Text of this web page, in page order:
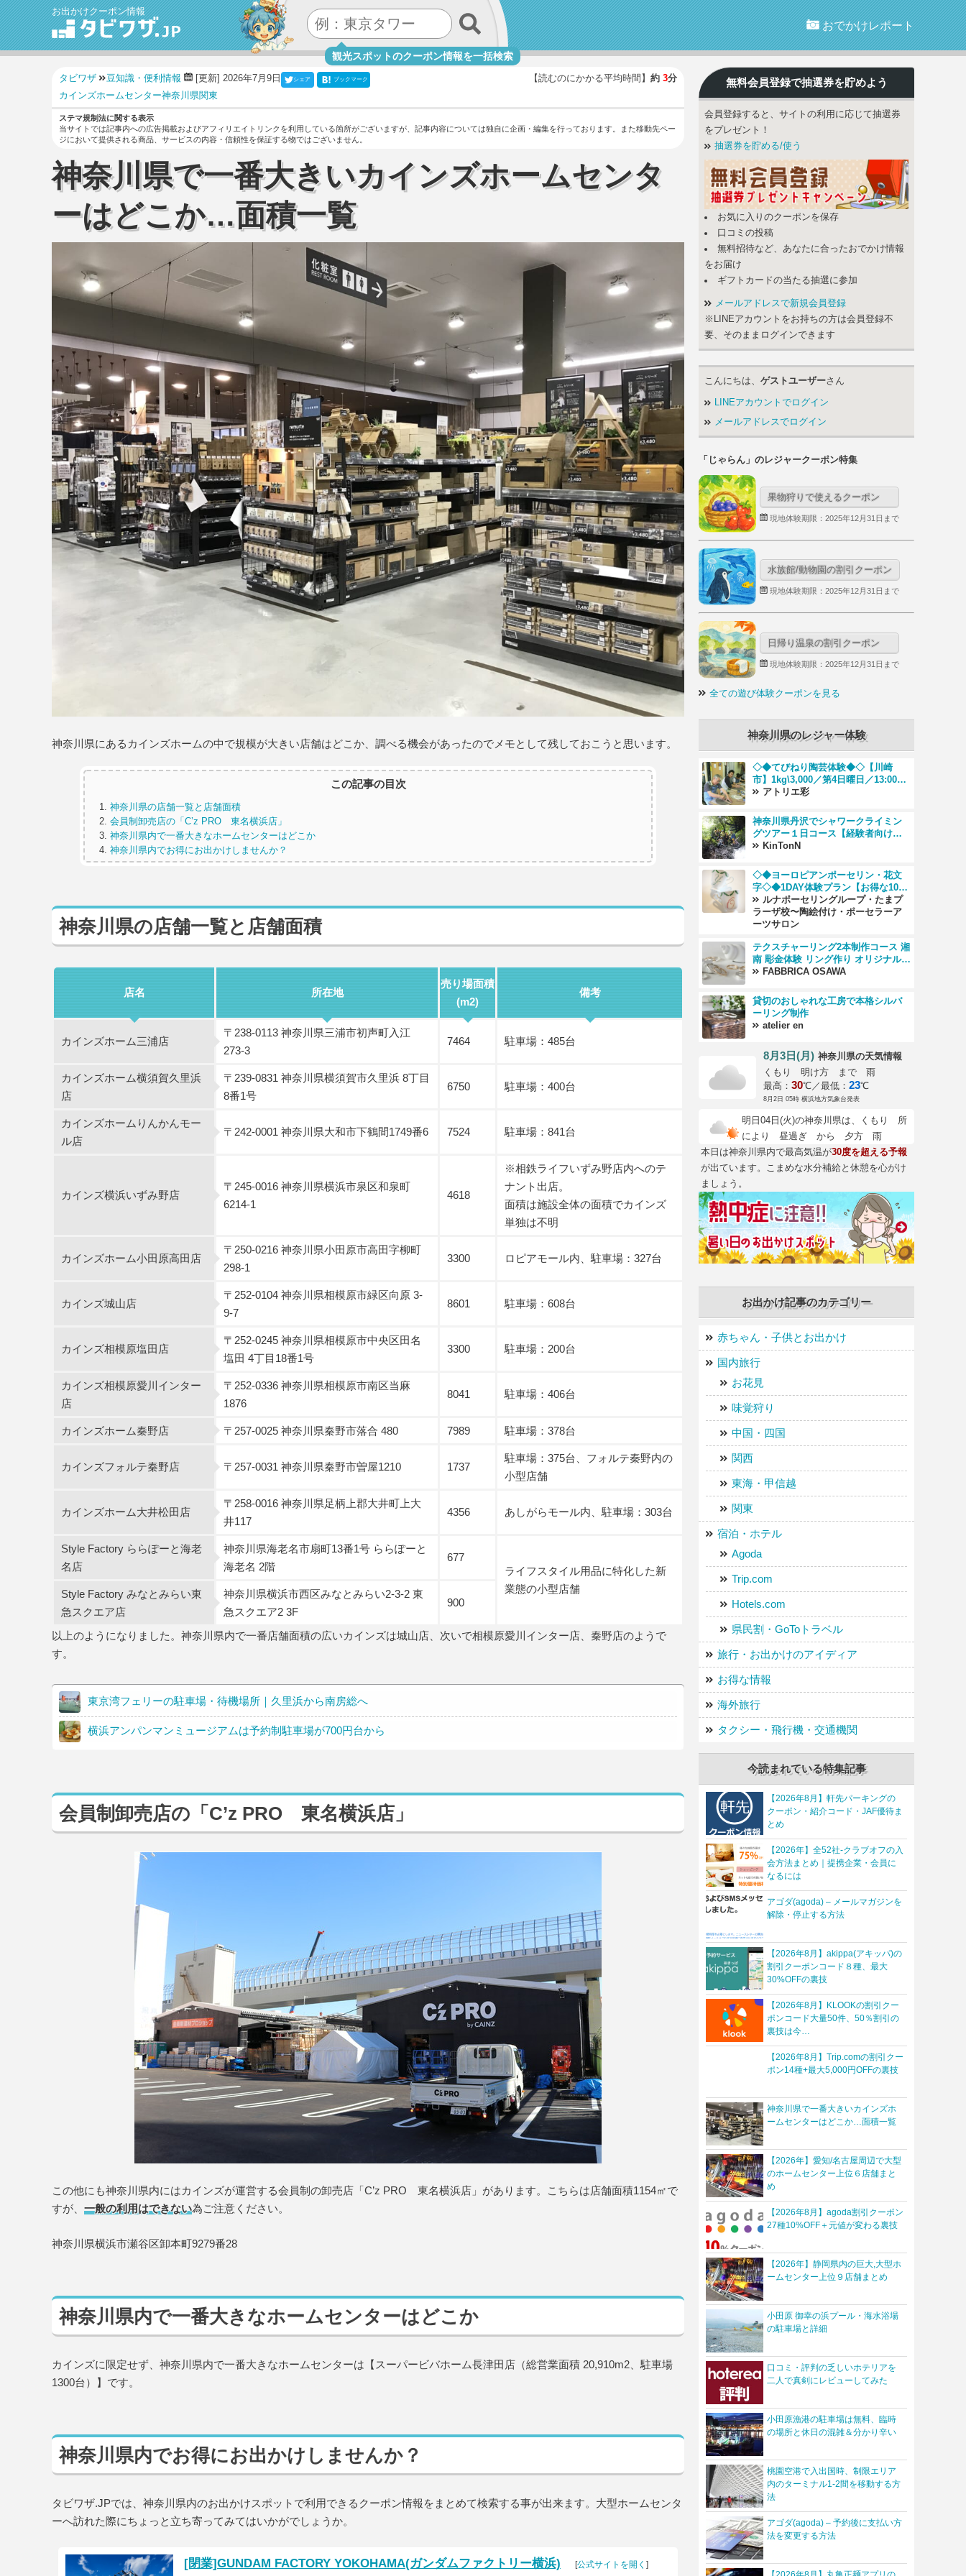
お出かけクーポン情報
観光スポットのクーポン情報を一括検索
おでかけレポート
タビワザ 豆知識・便利情報 [更新] 2026年7月9日 【読むのにかかる平均時間】 約 3分
シェア ブックマーク
カインズホームセンター神奈川県関東
ステマ規制法に関する表示
当サイトでは記事内への広告掲載およびアフィリエイトリンクを利用している箇所がございますが、記事内容については独自に企画・編集を行っております。
また移動先ペー
ジにおいて提供される商品、サービスの内容・信頼性を保証する物ではございません。
神奈川県で一番大きいカインズホームセンタ
ーはどこか…面積一覧
神奈川県にあるカインズホームの中で規模が大きい店舗はどこか、調べる機会があったのでメモとして残しておこうと思います。
この記事の目次
神奈川県の店舗一覧と店舗面積
会員制卸売店の「C’z PRO 東名横浜店」
神奈川県内で一番大きなホームセンターはどこか
神奈川県内でお得にお出かけしませんか？
神奈川県の店舗一覧と店舗面積
店名 所在地
売り場面積
(m2)
備考
カインズホーム三浦店
〒238-0113 神奈川県三浦市初声町入江
273-3
7464 駐車場：485台
カインズホーム横須賀久里浜
店
〒239-0831 神奈川県横須賀市久里浜 8丁目
8番1号
6750 駐車場：400台
カインズホームりんかんモー
ル店
〒242-0001 神奈川県大和市下鶴間1749番6 7524 駐車場：841台
カインズ横浜いずみ野店
〒245-0016 神奈川県横浜市泉区和泉町
6214-1
4618
※相鉄ライフいずみ野店内へのテ
ナント出店。
面積は施設全体の面積でカインズ
単独は不明
カインズホーム小田原高田店
〒250-0216 神奈川県小田原市高田字柳町
298-1
3300 ロピアモール内、駐車場：327台
カインズ城山店
〒252-0104 神奈川県相模原市緑区向原 3-
9-7
8601 駐車場：608台
カインズ相模原塩田店
〒252-0245 神奈川県相模原市中央区田名
塩田 4丁目18番1号
3300 駐車場：200台
カインズ相模原愛川インター
店
〒252-0336 神奈川県相模原市南区当麻
1876
8041 駐車場：406台
カインズホーム秦野店 〒257-0025 神奈川県秦野市落合 480 7989 駐車場：378台
カインズフォルテ秦野店 〒257-0031 神奈川県秦野市曽屋1210 1737
駐車場：375台、フォルテ秦野内の
小型店舗
カインズホーム大井松田店
〒258-0016 神奈川県足柄上郡大井町上大
井117
4356 あしがらモール内、駐車場：303台
Style Factory ららぽーと海老
名店
神奈川県海老名市扇町13番1号 ららぽーと
海老名 2階
677
ライフスタイル用品に特化した新
業態の小型店舗
Style Factory みなとみらい東
急スクエア店
神奈川県横浜市西区みなとみらい2-3-2 東
急スクエア2 3F
900
以上のようになりました。神奈川県内で一番店舗面積の広いカインズは城山店、次いで相模原愛川インター店、秦野店のようで
す。
東京湾フェリーの駐車場・待機場所｜久里浜から南房総へ
横浜アンパンマンミュージアムは予約制駐車場が700円台から
会員制卸売店の「C’z PRO 東名横浜店」
この他にも神奈川県内にはカインズが運営する会員制の卸売店「C’z PRO 東名横浜店」があります。こちらは店舗面積1154㎡で
すが、 一般の利用はできない為ご注意ください。
神奈川県横浜市瀬谷区卸本町9279番28
神奈川県内で一番大きなホームセンターはどこか
カインズに限定せず、神奈川県内で一番大きなホームセンターは【スーパービバホーム長津田店（総営業面積 20,910m2 、駐車場
1300台）】です。
神奈川県内でお得にお出かけしませんか？
タビワザ.JPでは、神奈川県内のお出かけスポットで利用できるクーポン情報をまとめて検索する事が出来ます。大型ホームセンタ
ーへ訪れた際にちょっと立ち寄ってみてはいかがでしょうか。
[閉業]GUNDAM FACTORY YOKOHAMA(ガンダムファクトリー横浜) [公式サイトを開く ]
無料会員登録で抽選券を貯めよう
会員登録すると、サイトの利用に応じて抽選券
をプレゼント！
抽選券を貯める/使う
お気に入りのクーポンを保存
口コミの投稿
無料招待など、あなたに合ったおでかけ情報
をお届け
ギフトカードの当たる抽選に参加
メールアドレスで新規会員登録
※LINEアカウントをお持ちの方は会員登録不
要、そのままログインできます
こんにちは、 ゲストユーザーさん
LINEアカウントでログイン
メールアドレスでログイン
「じゃらん」のレジャークーポン特集
果物狩りで使えるクーポン
現地体験期限：2025年12月31日まで
水族館/動物園の割引クーポン
現地体験期限：2025年12月31日まで
日帰り温泉の割引クーポン
現地体験期限：2025年12月31日まで
全ての遊び体験クーポンを見る
神奈川県のレジャー体験
◇◆てびねり陶芸体験◆◇【川崎
市】1kg\3,000／第4日曜日／13:00〜
15:30アトリエ彩
神奈川県丹沢でシャワークライミン
グツアー１日コース【経験者向け中
級コース】
KinTonN
◇◆ヨーロピアンポーセリン・花文
字◇◆1DAY体験プラン【お得な1000
円OFFプラン♪】ポーセリンアート一
日体験が通常8000円→7000円！
ルナポーセリングループ・たまプ
ラーザ校〜陶絵付け・ポーセラーア
ーツサロン
テクスチャーリング2本制作コース 湘
南 彫金体験 リング作り オリジナルリ
ングFABBRICA OSAWA
貸切のおしゃれな工房で本格シルバ
ーリング制作
atelier en
8月3日(月) 神奈川県の天気情報
くもり 明け方 まで 雨
最高： 30℃／最低： 23℃
8月2日 05時 横浜地方気象台発表
明日04日(火)の神奈川県は、くもり 所
により 昼過ぎ から 夕方 雨
本日は神奈川県内で最高気温が30度を超える予報
が出ています。こまめな水分補給と休憩を心がけ
ましょう。
お出かけ記事のカテゴリー
赤ちゃん・子供とお出かけ
国内旅行
お花見
味覚狩り
中国・四国
関西
東海・甲信越
関東
宿泊・ホテル
Agoda
Trip.com
Hotels.com
県民割・GoToトラベル
旅行・お出かけのアイディア
お得な情報
海外旅行
タクシー・飛行機・交通機関
今読まれている特集記事
【2026年8月】軒先パーキングの
クーポン・紹介コード・JAF優待ま
とめ
【2026年】全52社-クラブオフの入
会方法まとめ｜提携企業・会員に
なるには
アゴダ(agoda) – メールマガジンを
解除・停止する方法
【2026年8月】akippa(アキッパ)の
割引クーポンコード８種、最大
30%OFFの裏技
【2026年8月】KLOOKの割引クー
ポンコード大量50件、50％割引の
裏技は今…
【2026年8月】Trip.comの割引クー
ポン14種+最大5,000円OFFの裏技
神奈川県で一番大きいカインズホ
ームセンターはどこか…面積一覧
【2026年】愛知/名古屋周辺で大型
のホームセンター上位６店舗まと
め
【2026年8月】agoda割引クーポン
27種10%OFF＋元値が変わる裏技
【2026年】静岡県内の巨大,大型ホ
ームセンター上位９店舗まとめ
小田原 御幸の浜プール・海水浴場
の駐車場と詳細
口コミ・評判の乏しいホテリアを
二人で真剣にレビューしてみた
小田原漁港の駐車場は無料、臨時
の場所と休日の混雑＆分かり辛い
桃園空港で入出国時、制限エリア
内のターミナル1-2間を移動する方
法
アゴダ(agoda) – 予約後に支払い方
法を変更する方法